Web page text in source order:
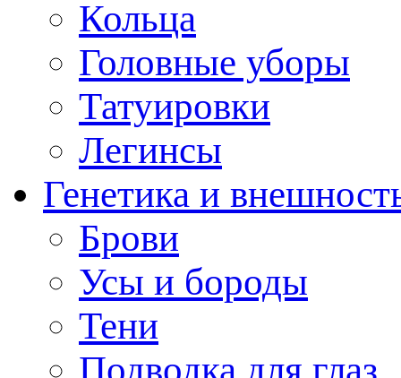
Кольца
Головные уборы
Татуировки
Легинсы
Генетика и
Брови
Усы и бороды
Тени
Подводка для глаз